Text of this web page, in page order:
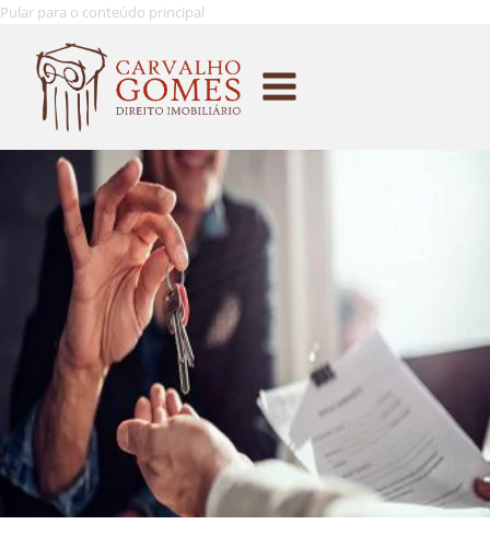
Pular para o conteúdo principal